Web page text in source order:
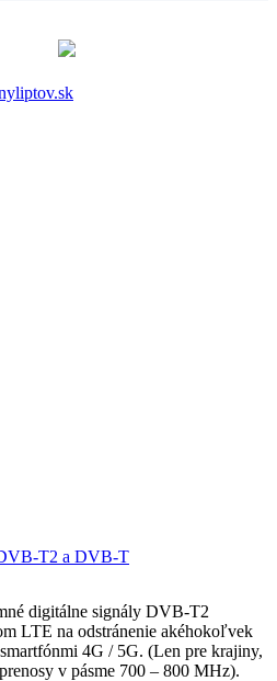
T2 a DVB-T
digitálne signály DVB-T2
LTE na odstránenie akéhokoľvek
4G / 5G. (Len pre krajiny,
v pásme 700 – 800 MHz).